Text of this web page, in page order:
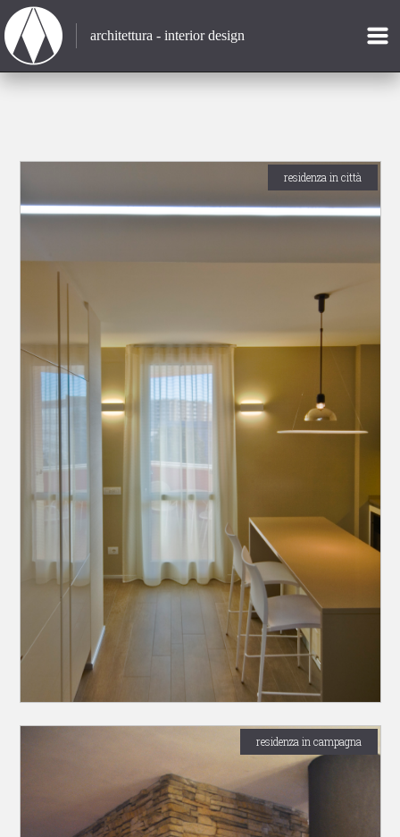
architettura - interior design
residenza in città
residenza in campagna